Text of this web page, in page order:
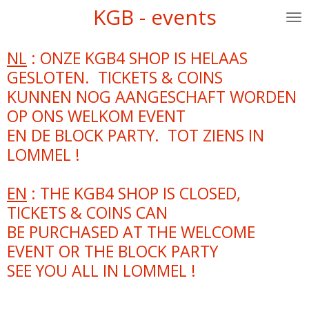
de
hoofdinhoud
KGB - events
NL : ONZE KGB4 SHOP IS HELAAS
GESLOTEN. TICKETS & COINS
KUNNEN NOG AANGESCHAFT WORDEN
OP ONS WELKOM EVENT
EN DE BLOCK PARTY. TOT ZIENS IN
LOMMEL !
EN : THE KGB4 SHOP IS CLOSED,
TICKETS & COINS CAN
BE PURCHASED AT THE WELCOME
EVENT OR THE BLOCK PARTY
SEE YOU ALL IN LOMMEL !